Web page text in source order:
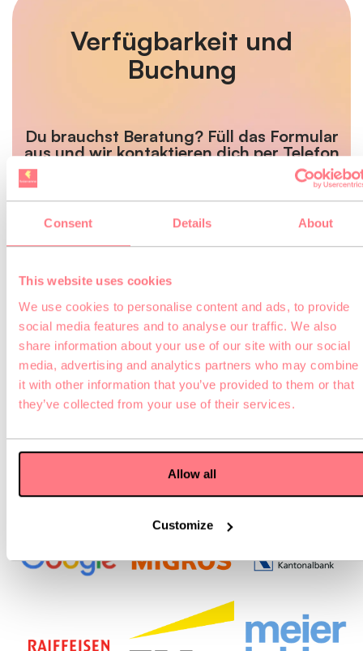
Consent Details About
This website uses cookies
We use cookies to personalise content and ads, to provide
social media features and to analyse our traffic. We also
share information about your use of our site with our social
media, advertising and analytics partners who may combine
it with other information that you’ve provided to them or that
they’ve collected from your use of their services.
Allow all
Customize
Verfügbarkeit und
Buchung
Du brauchst Beratung? Füll das Formular
aus und wir kontaktieren dich per Telefon
KONTAKT TEAM EVENT
Unsere Kunden
Seit 2018 vertrauen zahlreiche Unternehmen auf
unsere Virtual Reality Teamevents.